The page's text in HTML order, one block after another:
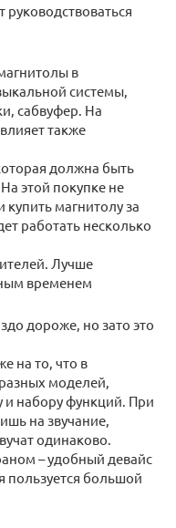
в
системы,
сабвуфер. На
также
должна быть
этой покупке не
купить магнитолу за
работать несколько
Лучше
временем
дороже, но зато это
на то, что в
моделей,
набору функций. При
на звучание,
одинаково.
– удобный девайс
пользуется большой